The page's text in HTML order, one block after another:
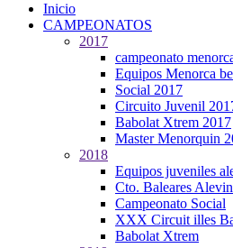
Inicio
CAMPEONATOS
2017
campeonato
Equipos Menorca
Social 2017
Circuito Juvenil
Babolat Xtrem 2017
Master Menorquin
2018
Equipos juveniles
Cto. Baleares Alevin
Campeonato Social
XXX Circuit illes
Babolat Xtrem